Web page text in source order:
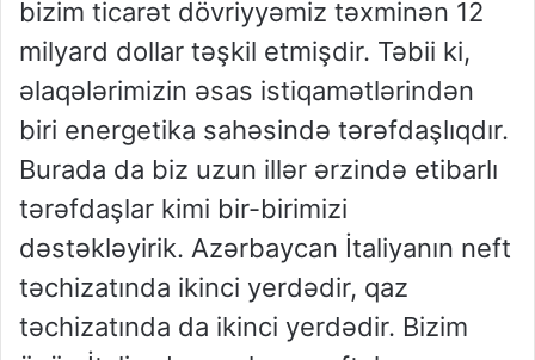
bizim ticarət dövriyyəmiz təxminən 12
milyard dollar təşkil etmişdir. Təbii ki,
əlaqələrimizin əsas istiqamətlərindən
biri energetika sahəsində tərəfdaşlıqdır.
Burada da biz uzun illər ərzində etibarlı
tərəfdaşlar kimi bir-birimizi
dəstəkləyirik. Azərbaycan İtaliyanın neft
təchizatında ikinci yerdədir, qaz
təchizatında da ikinci yerdədir. Bizim